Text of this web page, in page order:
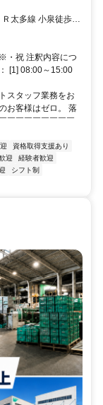
太多線 小泉徒歩約
駅より車8分 ※車
・祝 注釈内容につ
[1] 08:00～15:00
スタッフ業務をお
お客様はゼロ。 落
￣￣￣￣￣￣￣￣
資格取得支援あり
迎
経験者歓迎
シフト制